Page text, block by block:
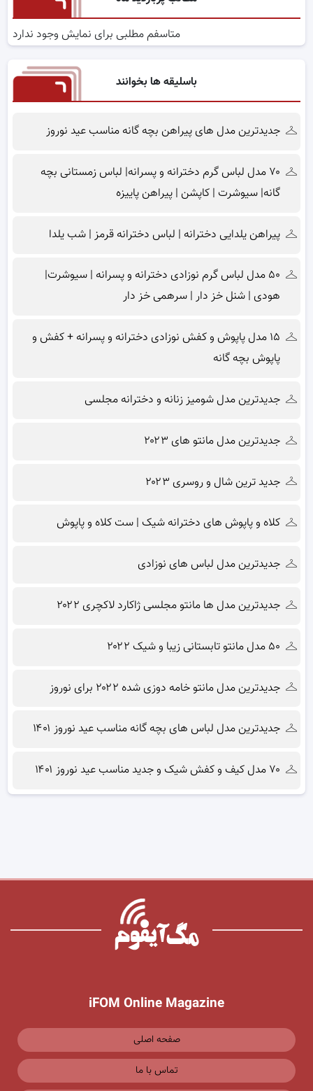
متاسفم مطلبی برای نمایش وجود ندارد
باسلیقه ها بخوانند
جدیدترین مدل های پیراهن بچه گانه مناسب عید نوروز
۷۰ مدل لباس گرم دخترانه و پسرانه| لباس زمستانی بچه
گانه| سیوشرت | کاپشن | پیراهن پاییزه
پیراهن یلدایی دخترانه | لباس دخترانه قرمز | شب یلدا
۵۰ مدل لباس گرم نوزادی دخترانه و پسرانه | سیوشرت|
هودی | شنل خز دار | سرهمی خز دار
۱۵ مدل پاپوش و کفش نوزادی دخترانه و پسرانه + کفش و
پاپوش بچه گانه
جدیدترین مدل شومیز زنانه و دخترانه مجلسی
جدیدترین مدل مانتو های ۲۰۲۳
جدید ترین شال و روسری ۲۰۲۳
کلاه و پاپوش های دخترانه شیک | ست کلاه و پاپوش
جدیدترین مدل لباس های نوزادی
جدیدترین مدل ها مانتو مجلسی ژاکارد لاکچری ۲۰۲۲
۵۰ مدل مانتو تابستانی زیبا و شیک ۲۰۲۲
جدیدترین مدل مانتو خامه دوزی شده ۲۰۲۲ برای نوروز
جدیدترین مدل لباس های بچه گانه مناسب عید نوروز ۱۴۰۱
۷۰ مدل کیف و کفش شیک و جدید مناسب عید نوروز ۱۴۰۱
iFOM Online Magazine
صفحه اصلی
تماس با ما